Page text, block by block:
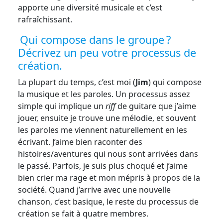
apporte une diversité musicale et c’est
rafraîchissant.
Qui compose dans le groupe ?
Décrivez un peu votre processus de
création.
La plupart du temps, c’est moi (Jim) qui compose
la musique et les paroles. Un processus assez
simple qui implique un riffde guitare que j’aime
jouer, ensuite je trouve une mélodie, et souvent
les paroles me viennent naturellement en les
écrivant. J’aime bien raconter des
histoires/aventures qui nous sont arrivées dans
le passé. Parfois, je suis plus choqué et j’aime
bien crier ma rage et mon mépris à propos de la
société. Quand j’arrive avec une nouvelle
chanson, c’est basique, le reste du processus de
création se fait à quatre membres.